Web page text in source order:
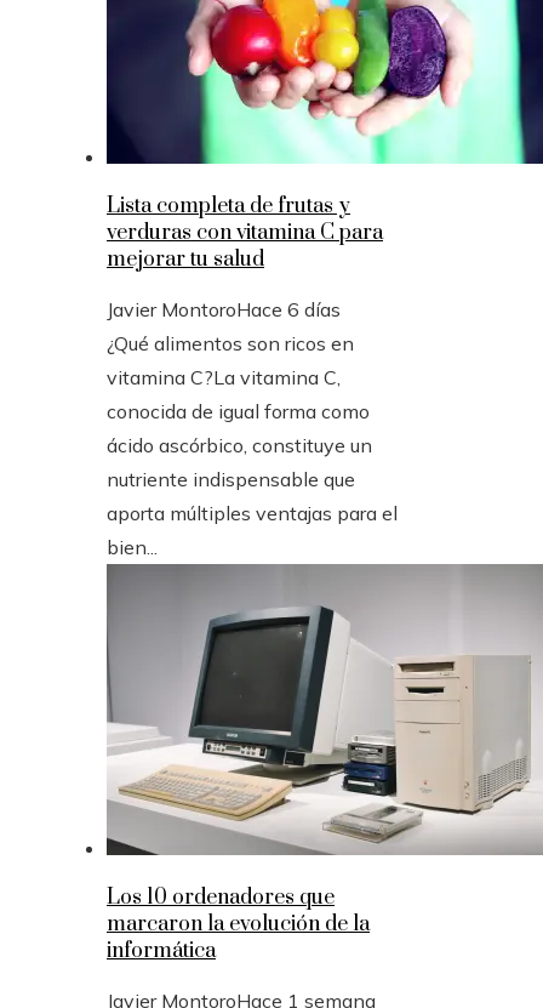
Lista completa de frutas y
verduras con vitamina C para
mejorar tu salud
Javier MontoroHace 6 días
¿Qué alimentos son ricos en
vitamina C?La vitamina C,
conocida de igual forma como
ácido ascórbico, constituye un
nutriente indispensable que
aporta múltiples ventajas para el
bien...
Los 10 ordenadores que
marcaron la evolución de la
informática
Javier MontoroHace 1 semana